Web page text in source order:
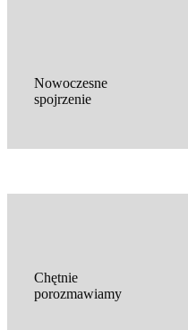
Nowoczesne
spojrzenie
Chętnie
porozmawiamy